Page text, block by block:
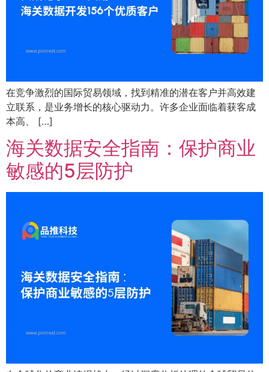
在竞争激烈的国际贸易领域，找到精准的潜在客户并高效建
立联系，是业务增长的核心驱动力。许多企业面临着获客成
本高、 […]
海关数据安全指南：保护商业
敏感的5层防护